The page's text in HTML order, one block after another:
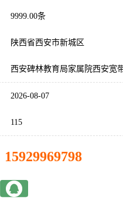
9999.00条
陕西省西安市新城区
西安碑林教育局家属院西安宽
2026-08-07
115
15929969798